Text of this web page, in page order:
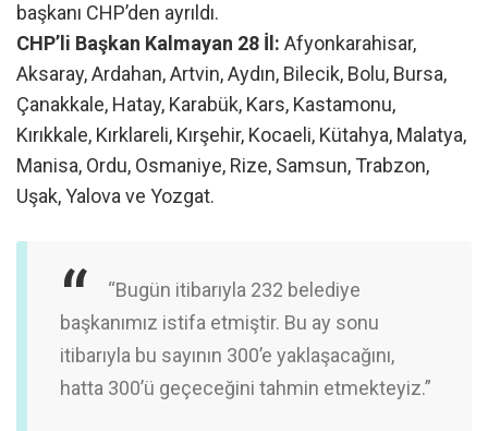
başkanı CHP’den ayrıldı.
CHP’li Başkan Kalmayan 28 İl: Afyonkarahisar,
Aksaray, Ardahan, Artvin, Aydın, Bilecik, Bolu, Bursa,
Çanakkale, Hatay, Karabük, Kars, Kastamonu,
Kırıkkale, Kırklareli, Kırşehir, Kocaeli, Kütahya, Malatya,
Manisa, Ordu, Osmaniye, Rize, Samsun, Trabzon,
Uşak, Yalova ve Yozgat.
“Bugün itibarıyla 232 belediye
başkanımız istifa etmiştir. Bu ay sonu
itibarıyla bu sayının 300’e yaklaşacağını,
hatta 300’ü geçeceğini tahmin etmekteyiz.”